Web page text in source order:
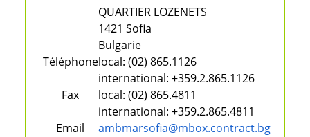
QUARTIER LOZENETS
1421 Sofia
Bulgarie
Téléphonelocal: (02) 865.1126
international: +359.2.865.1126
Fax
local: (02) 865.4811
international: +359.2.865.4811
Email
ambmarsofia@mbox.contract.bg